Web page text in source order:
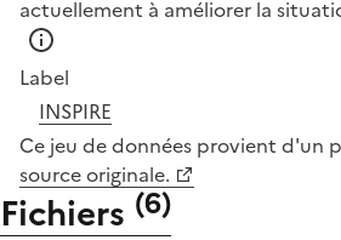
actuellement à améliorer la
Label
INSPIRE
Ce jeu de données provient d'un
source originale.
Fichiers (6)